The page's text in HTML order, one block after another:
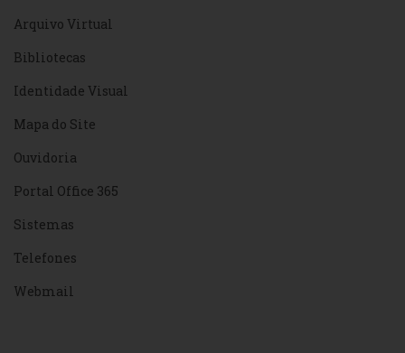
Arquivo Virtual
Bibliotecas
Identidade Visual
Mapa do Site
Ouvidoria
Portal Office 365
Sistemas
Telefones
Webmail